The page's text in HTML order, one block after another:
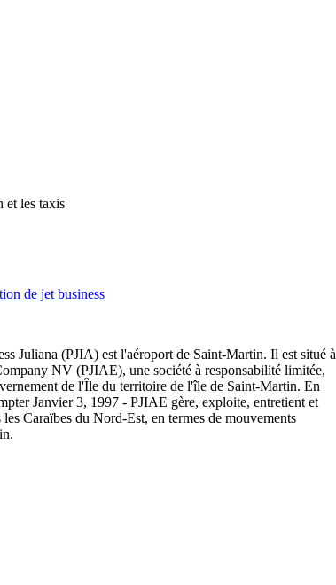
et les taxis
de jet business
Juliana (PJIA) est l'aéroport de Saint-Martin. Il est situé à
NV (PJIAE), une société à responsabilité limitée,
de l'Île du territoire de l'île de Saint-Martin. En
Janvier 3, 1997 - PJIAE gère, exploite, entretient et
Caraïbes du Nord-Est, en termes de mouvements